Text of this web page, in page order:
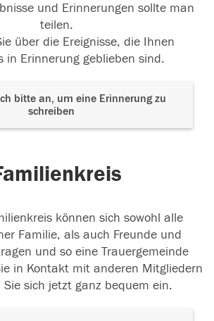
und Erinnerungen sollte man
teilen.
über die Ereignisse, die Ihnen
in Erinnerung geblieben sind.
bitte an, um eine Erinnerung zu
schreiben
können sich sowohl alle
Familie, als auch Freunde und
und so eine Trauergemeinde
in Kontakt mit anderen Mitgliedern
sich jetzt ganz bequem ein.